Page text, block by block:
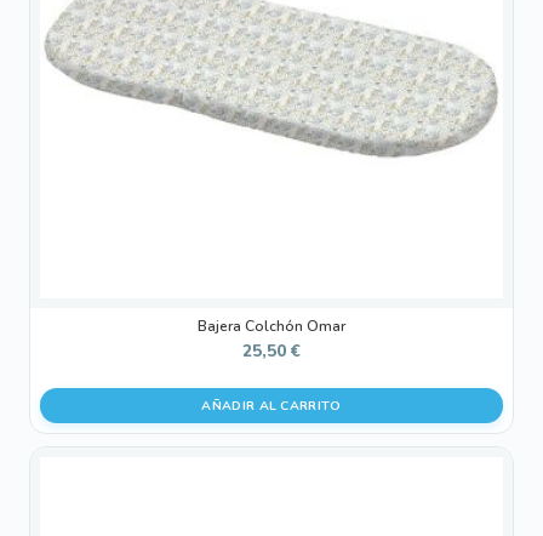
Bajera Colchón Omar
25,50 €
AÑADIR AL CARRITO